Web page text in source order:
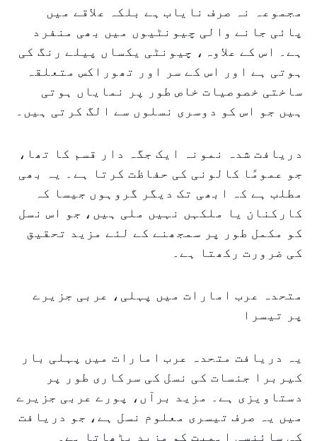
مجموعہ نہ صرف نایاب ہے بلکہ علاقے میں
پائی جانے والی چیونٹیوں میں بھی منفرد
ہے۔ اس کے علاوہ، چیونٹی یکساں پیلے رنگ کی
ہوتی ہے اور اس کے سر اور تھوراکس متعلقہ
ساختی خصوصیات خاص طور پر نمایاں ہوتی
ہیں جو اس کو دوسری نسلوں سے الگ کرتی ہیں۔
دریافت شدہ نمونہ ایک جگہ دار قسم کا تھا،
جو عمومًا کالونی کی حفاظت کرتا ہے۔ یہ بھی
مطلب ہے کہ ابھی تک دیگر گروہوں جیسا کہ
کارکنان یا ملکہں نہیں ملی ہیں، جو اس نسل
کو مکمل طور پر سمجھنے کے لئے مزید تحقیق
کی ضرورت رکھتا ہے۔
متحدہ عرب امارات میں پہلی، عربی جزیرے
پر تیسرا
یہ دریافت متحدہ عرب امارات میں پہلی بار
کیربرا جنسات کی نسل کی سرکاری طور پر
دستاویزی ہے۔ مزید برآں، پورے عربی جزیرے
میں یہ صرف تیسری معلوم نسل ہے، جو دریافت
کی سائنسی اہمیت کو مزید بڑھاتا ہے۔